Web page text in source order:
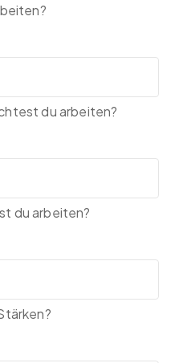
du arbeiten?
du arbeiten?